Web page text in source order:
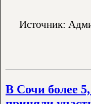
Источник:
В Сочи более